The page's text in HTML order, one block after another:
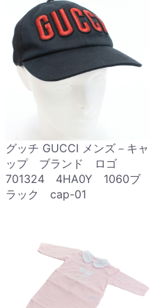
グッチ GUCCI メンズ－キャ
ップ ブランド ロゴ
701324 4HA0Y 1060ブ
ラック cap-01